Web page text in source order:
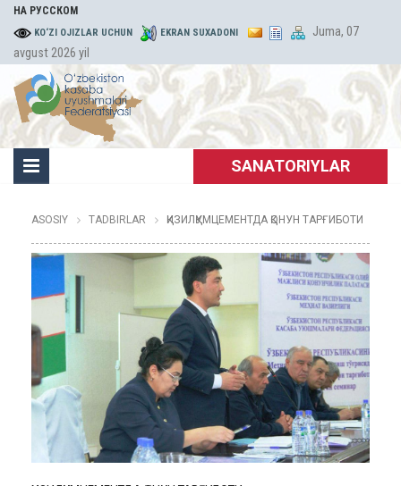
НА РУССКОМ
KO‘ZI OJIZLAR UCHUN EKRAN SUXADONI
Juma, 07
avgust 2026 yil
SANATORIYLAR
ASOSIY TADBIRLAR ҚИЗИЛҚУМЦЕМЕНТДА ҚОНУН ТАРҒИБОТИ